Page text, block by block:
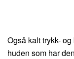
Også kalt trykk-
huden som har